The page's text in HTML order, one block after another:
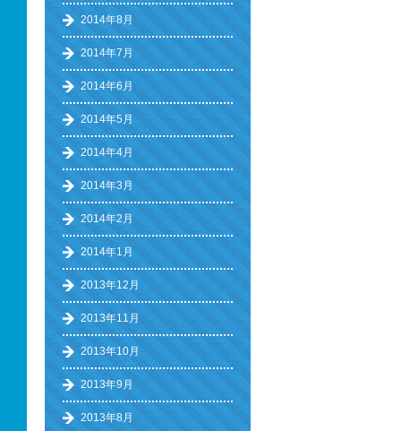
2014年8月
2014年7月
2014年6月
2014年5月
2014年4月
2014年3月
2014年2月
2014年1月
2013年12月
2013年11月
2013年10月
2013年9月
2013年8月